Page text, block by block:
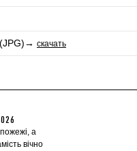
скачать
а
вічно